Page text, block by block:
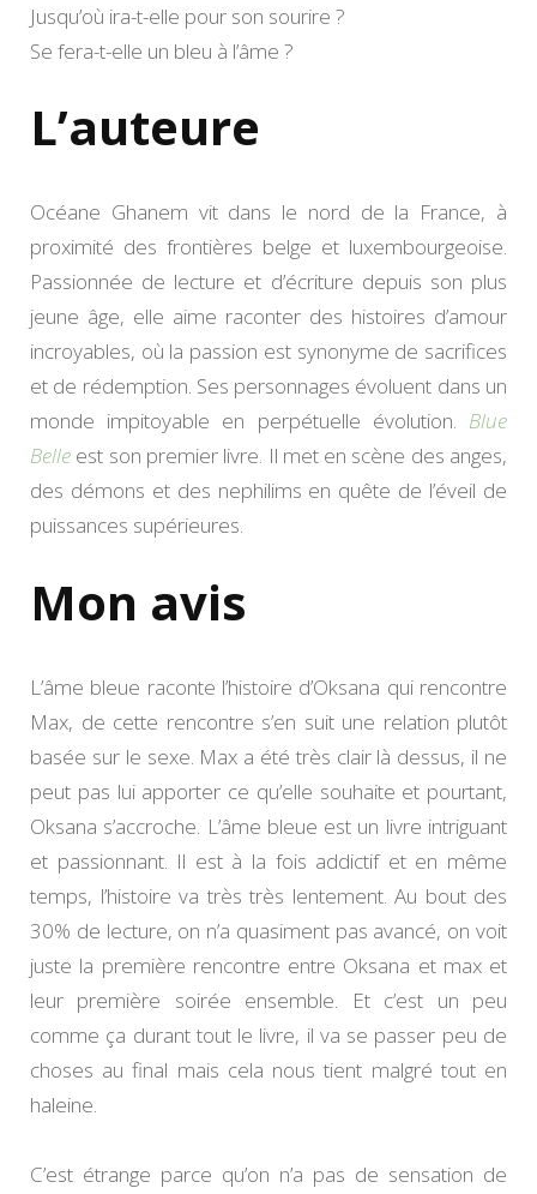
Jusqu’où ira-t-elle pour son sourire ?
Se fera-t-elle un bleu à l’âme ?
L’auteure
Océane Ghanem vit dans le nord de la France, à
proximité des frontières belge et luxembourgeoise.
Passionnée de lecture et d’écriture depuis son plus
jeune âge, elle aime raconter des histoires d’amour
incroyables, où la passion est synonyme de sacrifices
et de rédemption. Ses personnages évoluent dans un
monde impitoyable en perpétuelle évolution. Blue
Belle est son premier livre. Il met en scène des anges,
des démons et des nephilims en quête de l’éveil de
puissances supérieures.
Mon avis
L’âme bleue raconte l’histoire d’Oksana qui rencontre
Max, de cette rencontre s’en suit une relation plutôt
basée sur le sexe. Max a été très clair là dessus, il ne
peut pas lui apporter ce qu’elle souhaite et pourtant,
Oksana s’accroche. L’âme bleue est un livre intriguant
et passionnant. Il est à la fois addictif et en même
temps, l’histoire va très très lentement. Au bout des
30% de lecture, on n’a quasiment pas avancé, on voit
juste la première rencontre entre Oksana et max et
leur première soirée ensemble. Et c’est un peu
comme ça durant tout le livre, il va se passer peu de
choses au final mais cela nous tient malgré tout en
haleine.
C’est étrange parce qu’on n’a pas de sensation de